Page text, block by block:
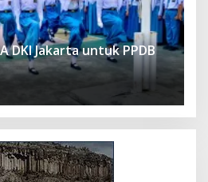
DKI Jakarta untuk PPDB